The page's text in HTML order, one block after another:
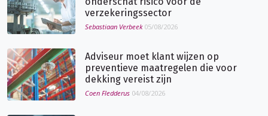
verzekeringssector
Sebastiaan Verbeek 05/08/2026
Adviseur moet klant wijzen op
preventieve maatregelen die voor
dekking vereist zijn
Coen Fledderus 04/08/2026